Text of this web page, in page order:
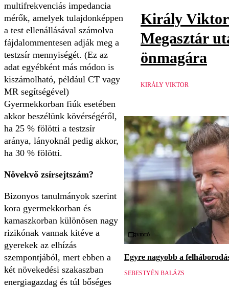
multifrekvenciás impedancia
mérők, amelyek tulajdonképpen
a test ellenállásával számolva
fájdalommentesen adják meg a
testzsír mennyiségét. (Ez az
adat egyébként más módon is
kiszámolható, például CT vagy
MR segítségével)
Gyermekkorban fiúk esetében
akkor beszélünk kövérségéről,
ha 25 % fölötti a testzsír
aránya, lányoknál pedig akkor,
ha 30 % fölötti.
Növekvő zsírsejtszám?
Bizonyos tanulmányok szerint
kora gyermekkorban és
kamaszkorban különösen nagy
rizikónak vannak kitéve a
gyerekek az elhízás
szempontjából, mert ebben a
két növekedési szakaszban
energiagazdag és túl bőséges
Király Viktor
Megasztár
önmagára
KIRÁLY VIKTOR
Videó
Egyre nagyobb a
SEBESTYÉN BALÁZS